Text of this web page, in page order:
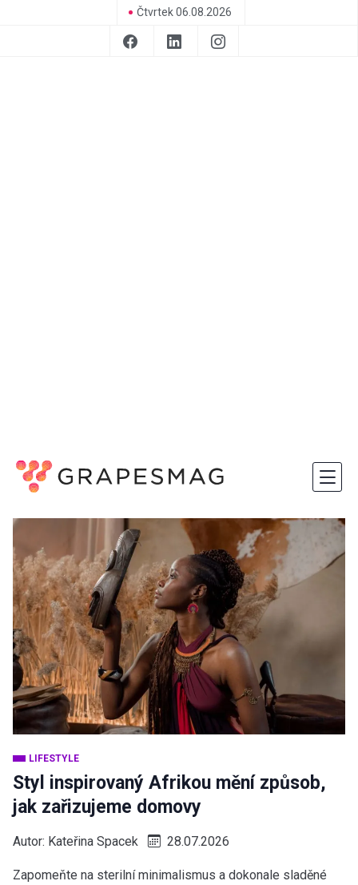
Čtvrtek 06.08.2026
LIFESTYLE
Styl inspirovaný Afrikou mění způsob,
jak zařizujeme domovy
Autor: Kateřina Spacek 28.07.2026
Zapomeňte na sterilní minimalismus a dokonale sladěné